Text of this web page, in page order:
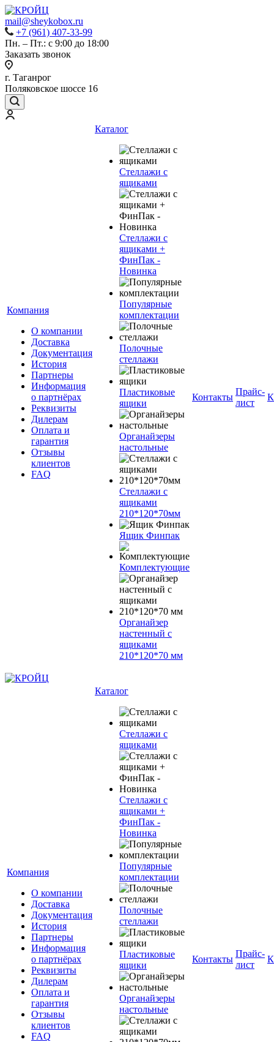
mail@sheykobox.ru
+7 (961) 407-33-99
Пн. – Пт.: с 9:00 до 18:00
Заказать звонок
г. Таганрог
Поляковское шоссе 16
Компания
О компании
Доставка
Документация
История
Партнеры
Информация
о партнёрах
Реквизиты
Дилерам
Оплата и
гарантия
Отзывы
клиентов
FAQ
Каталог
Стеллажи с
ящиками
Стеллажи с
ящиками +
ФинПак -
Новинка
Популярные
комплектации
Полочные
стеллажи
Пластиковые
ящики
Органайзеры
настольные
Стеллажи с
ящиками
210*120*70мм
Ящик Финпак
Комплектующие
Органайзер
настенный с
ящиками
210*120*70 мм
Контакты
Прайс-
лист
Компания
О компании
Доставка
Документация
История
Партнеры
Информация
о партнёрах
Реквизиты
Дилерам
Оплата и
гарантия
Отзывы
клиентов
FAQ
Каталог
Стеллажи с
ящиками
Стеллажи с
ящиками +
ФинПак -
Новинка
Популярные
комплектации
Полочные
стеллажи
Пластиковые
ящики
Органайзеры
настольные
Контакты
Прайс-
лист